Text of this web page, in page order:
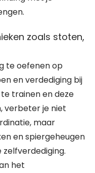
zoals stoten,
te oefenen op
en verdediging bij
trainen en deze
verbeter je niet
maar
en spiergeheugen
het